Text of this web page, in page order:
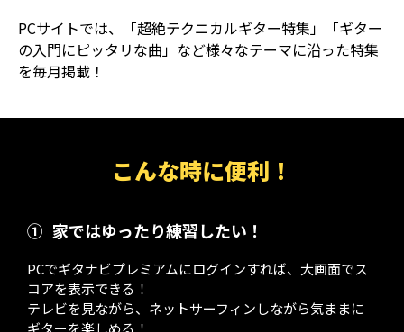
PCサイトでは、「超絶テクニカルギター特集」「ギター
の入門にピッタリな曲」など様々なテーマに沿った特集
を毎月掲載！
こんな時に便利！
① 家ではゆったり練習したい！
PCでギタナビプレミアムにログインすれば、大画面でス
コアを表示できる！
テレビを見ながら、ネットサーフィンしながら気ままに
ギターを楽しめる！